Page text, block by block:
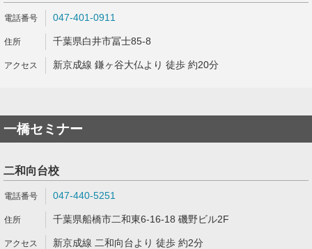
047-401-0911
千葉県白井市冨士85-8
新京成線 鎌ヶ谷大仏より 徒歩 約20分
一橋セミナー
二和向台校
047-440-5251
千葉県船橋市二和東6-16-18 磯野ビル2F
新京成線 二和向台より 徒歩 約2分